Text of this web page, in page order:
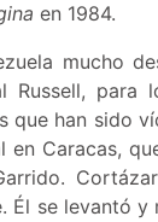
en 1984.
mucho
Russell, para
que han sido
en Caracas,
Él se levantó